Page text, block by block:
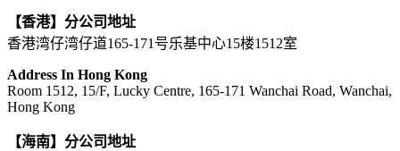
【香港】分公司地址
香港湾仔湾仔道165-171号乐基中心15楼1512室
Address In Hong Kong
Room 1512, 15/F, Lucky Centre, 165-171 Wanchai Road, Wanchai,
Hong Kong
【海南】分公司地址